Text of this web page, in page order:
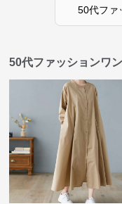
50代ファ
50代ファッションワ